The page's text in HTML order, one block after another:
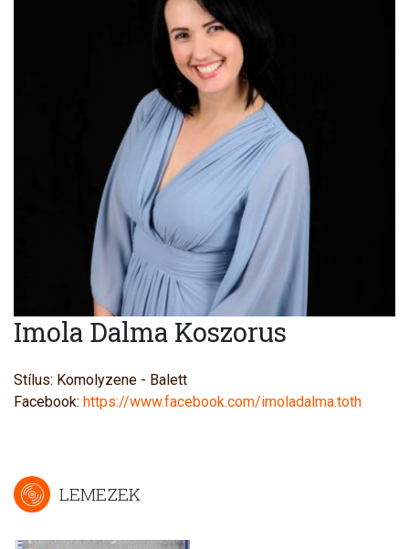
Imola Dalma Koszorus
Stílus: Komolyzene - Balett
Facebook: https://www.facebook.com/imoladalma.toth
LEMEZEK